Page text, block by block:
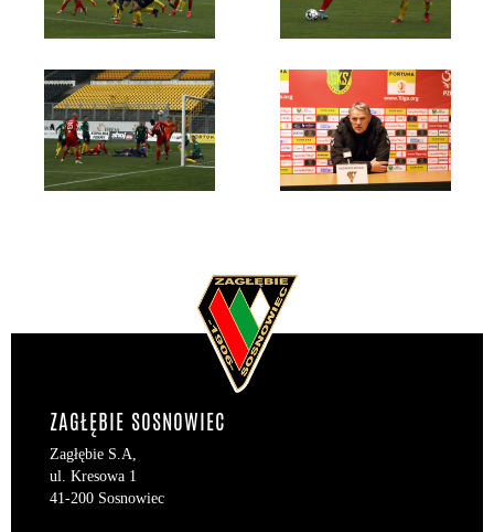
ZAGŁĘBIE SOSNOWIEC
Zagłębie S.A,
ul. Kresowa 1
41-200 Sosnowiec